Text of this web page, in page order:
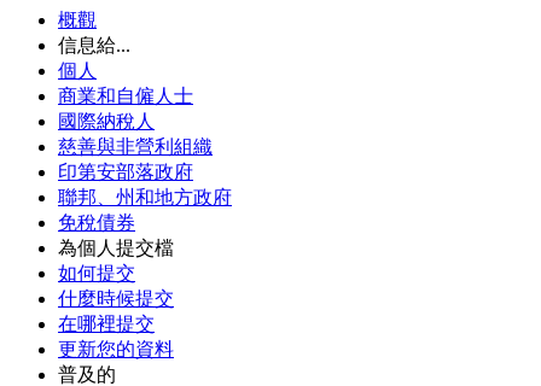
概觀
信息給...
個人
商業和自僱人士
國際納稅人
慈善與非營利組織
印第安部落政府
聯邦、州和地方政府
免稅債券
為個人提交檔
如何提交
什麼時候提交
在哪裡提交
更新您的資料
普及的